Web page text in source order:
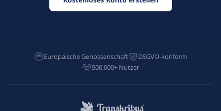
Europäische Genossenschaft
DSGVO-konform
500.000+ Nutzer